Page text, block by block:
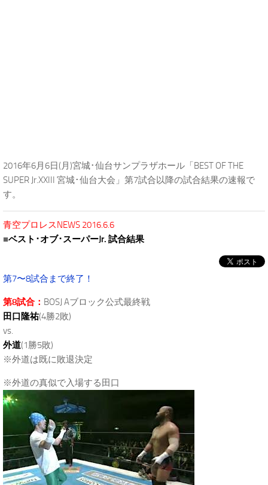
2016年6月6日(月)宮城･仙台サンプラザホール「BEST OF THE
SUPER Jr.XXIII 宮城･仙台大会」第7試合以降の試合結果の速報で
す。
青空プロレスNEWS 2016.6.6
■ベスト･オブ･スーパーJr. 試合結果
第7〜8試合まで終了！
第8試合： BOSJ Aブロック公式最終戦
田口隆祐(4勝2敗)
vs.
外道(1勝5敗)
※外道は既に敗退決定
※外道の真似で入場する田口